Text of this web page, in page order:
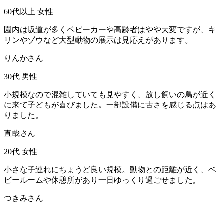
60代以上 女性
園内は坂道が多くベビーカーや高齢者はやや大変ですが、キ
リンやゾウなど大型動物の展示は見応えがあります。
りんかさん
30代 男性
小規模なので混雑していても見やすく、放し飼いの鳥が近く
に来て子どもが喜びました。一部設備に古さを感じる点はあ
りました。
直哉さん
20代 女性
小さな子連れにちょうど良い規模。動物との距離が近く、ベ
ビールームや休憩所があり一日ゆっくり過ごせました。
つきみさん